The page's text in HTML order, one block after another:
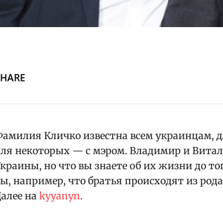
Кличко известна всем украинцам,
некоторых — с мэром. Владимир и
но что вы знаете об их жизни до
например, что братья происходят из
наkyyanyn.